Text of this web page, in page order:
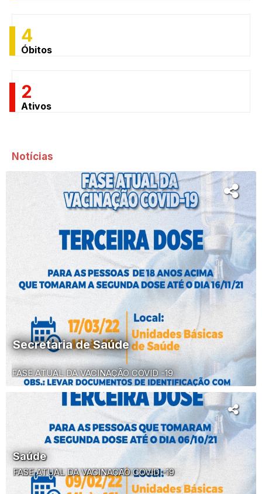
4
Óbitos
2
Ativos
Notícias
Secretaria de Saúde
FASE ATUAL DA VACINAÇÃO COVID -19
Saúde
FASE ATUAL DA VACINAÇÃO COVID -19